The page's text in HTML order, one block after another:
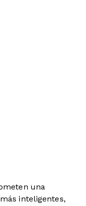
una
inteligentes,